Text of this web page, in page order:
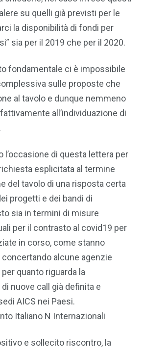
su quelli già previsti per le
la disponibilità di fondi per
sia per il 2019 che per il 2020.
fondamentale ci è impossibile
sulle proposte che
al tavolo e dunque nemmeno
all’individuazione di
l’occasione di questa lettera per
esplicitata al termine
del tavolo di una risposta certa
progetti e dei bandi di
sia in termini di misure
per il contrasto al covid19 per
in corso, come stanno
alcune agenzie
quanto riguarda la
nuove call già definita e
AICS nei Paesi.
Italiano N Internazionali
e sollecito riscontro, la